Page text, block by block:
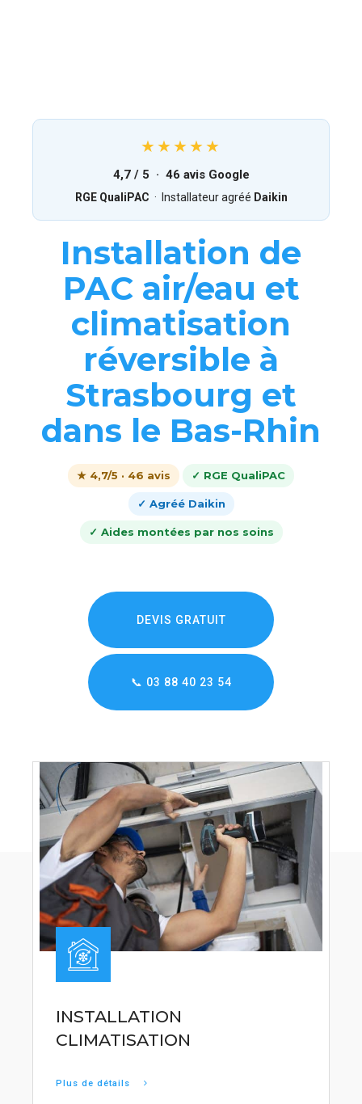
★★★★★
4,7 / 5 · 46 avis Google
RGE QualiPAC · Installateur agréé Daikin
Installation de
PAC air/eau et
climatisation
réversible à
Strasbourg et
dans le Bas-Rhin
★ 4,7/5 · 46 avis ✓ RGE QualiPAC
✓ Agréé Daikin
✓ Aides montées par nos soins
DEVIS GRATUIT
📞 03 88 40 23 54
INSTALLATION
CLIMATISATION
Plus de détails